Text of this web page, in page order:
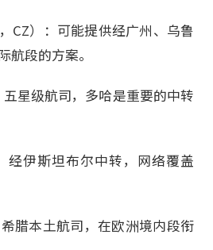
CZ）：可能提供经广州、乌鲁
航段的方案。
星级航司，多哈是重要的中转
经伊斯坦布尔中转，网络覆盖
腊本土航司，在欧洲境内段衔